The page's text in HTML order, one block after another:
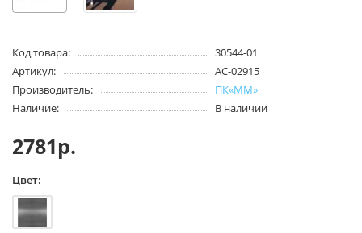
Код товара:
30544-01
Артикул:
AC-02915
Производитель:
ПК«ММ»
Наличие:
В наличии
2781р.
Цвет: